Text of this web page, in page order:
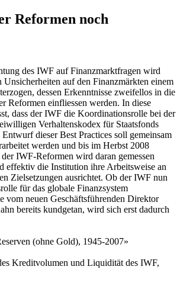
Reformen noch
des IWF auf Finanzmarktfragen wird
Unsicherheiten auf den Finanzmärkten einem
dessen Erkenntnisse zweifellos in die
Reformen einfliessen werden. In diese
dass der IWF die Koordinationsrolle bei der
Verhaltenskodex für Staatsfonds
dieser Best Practices soll gemeinsam
werden und bis im Herbst 2008
IWF-Reformen wird daran gemessen
effektiv die Institution ihre Arbeitsweise an
Zielsetzungen ausrichtet. Ob der IWF nun
für das globale Finanzsystem
vom neuen Geschäftsführenden Direktor
bereits kundgetan, wird sich erst dadurch
(ohne Gold), 1945-2007»
Kreditvolumen und Liquidität des IWF,